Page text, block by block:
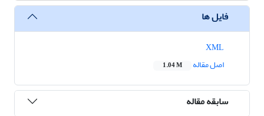
فایل ها
اصل مقاله
1.04 M
سابقه مقاله